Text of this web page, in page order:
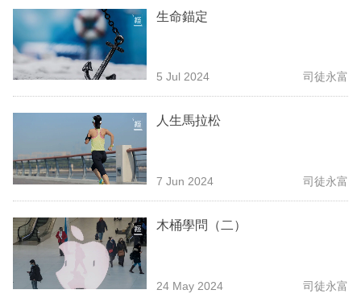
時
事
專
訂
閱
專
生命錨定
5 Jul 2024 司徒永富
人生馬拉松
7 Jun 2024 司徒永富
木桶學問（二）
24 May 2024 司徒永富